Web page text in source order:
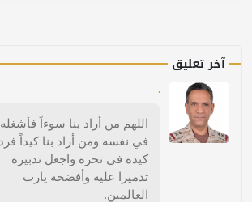
آخر تعليق
.
اللهم من أراد بنا سوءاً فأشغله
في نفسه ومن أراد بنا كيداً فرد
كيده في نحره واجعل تدبيره
تدميرا عليه وأفضحه يارب
العالمين.